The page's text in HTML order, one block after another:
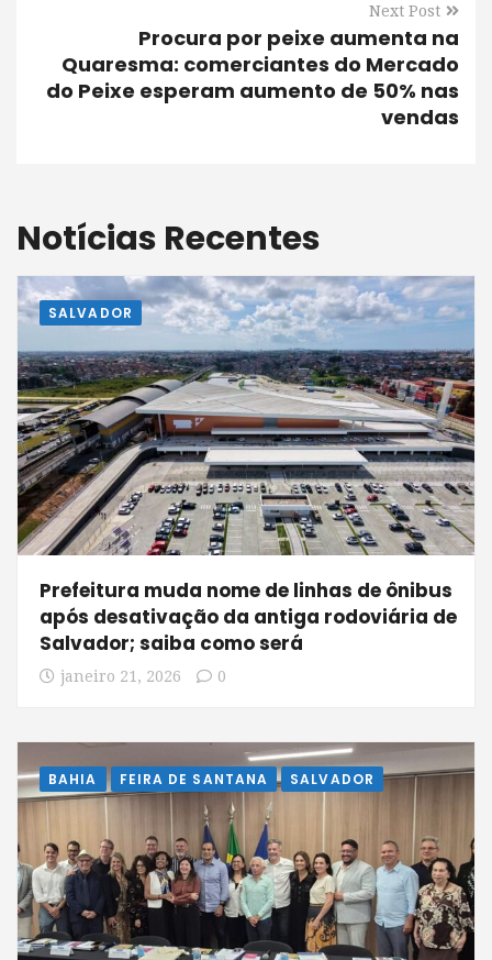
Next Post
Procura por peixe aumenta na
Quaresma: comerciantes do Mercado
do Peixe esperam aumento de 50% nas
vendas
Notícias Recentes
SALVADOR
Prefeitura muda nome de linhas de ônibus
após desativação da antiga rodoviária de
Salvador; saiba como será
janeiro 21, 2026 0
BAHIA FEIRA DE SANTANA SALVADOR